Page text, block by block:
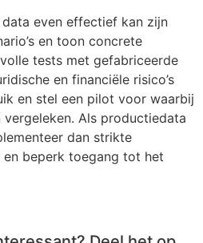
even effectief kan zijn
en toon concrete
tests met gefabriceerde
en financiële risico’s
en stel een pilot voor waarbij
Als productiedata
dan strikte
beperk toegang tot het